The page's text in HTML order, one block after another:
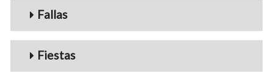
Fallas
Fiestas